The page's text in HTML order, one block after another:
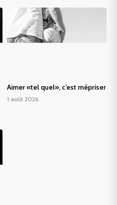
Aimer «tel quel», c’est mépriser
1 août 2026